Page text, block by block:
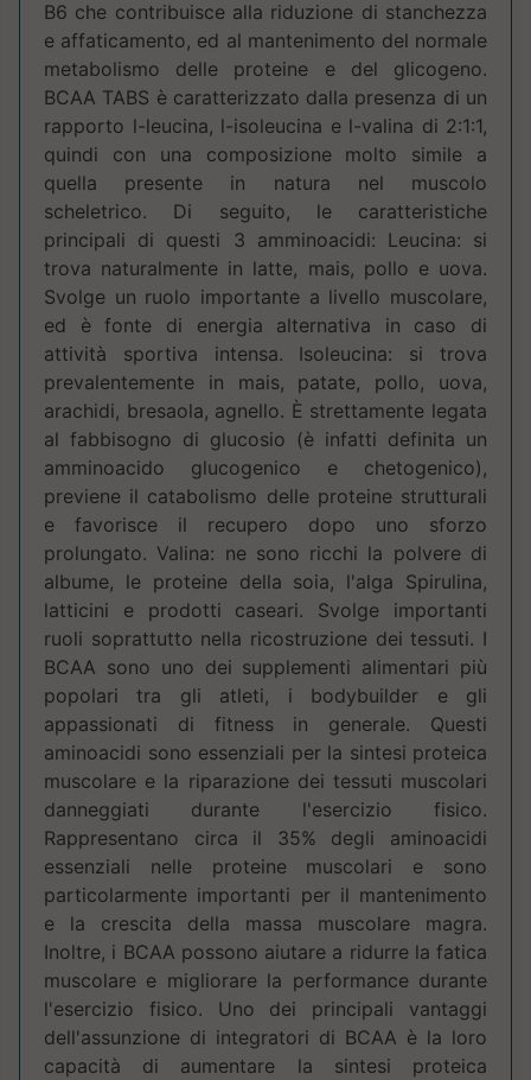
B6 che contribuisce alla riduzione di stanchezza
e affaticamento, ed al mantenimento del normale
metabolismo delle proteine e del glicogeno.
BCAA TABS è caratterizzato dalla presenza di un
rapporto l-leucina, l-isoleucina e l-valina di 2:1:1,
quindi con una composizione molto simile a
quella presente in natura nel muscolo
scheletrico. Di seguito, le caratteristiche
principali di questi 3 amminoacidi: Leucina: si
trova naturalmente in latte, mais, pollo e uova.
Svolge un ruolo importante a livello muscolare,
ed è fonte di energia alternativa in caso di
attività sportiva intensa. Isoleucina: si trova
prevalentemente in mais, patate, pollo, uova,
arachidi, bresaola, agnello. È strettamente legata
al fabbisogno di glucosio (è infatti definita un
amminoacido glucogenico e chetogenico),
previene il catabolismo delle proteine strutturali
e favorisce il recupero dopo uno sforzo
prolungato. Valina: ne sono ricchi la polvere di
albume, le proteine della soia, l'alga Spirulina,
latticini e prodotti caseari. Svolge importanti
ruoli soprattutto nella ricostruzione dei tessuti. I
BCAA sono uno dei supplementi alimentari più
popolari tra gli atleti, i bodybuilder e gli
appassionati di fitness in generale. Questi
aminoacidi sono essenziali per la sintesi proteica
muscolare e la riparazione dei tessuti muscolari
danneggiati durante l'esercizio fisico.
Rappresentano circa il 35% degli aminoacidi
essenziali nelle proteine muscolari e sono
particolarmente importanti per il mantenimento
e la crescita della massa muscolare magra.
Inoltre, i BCAA possono aiutare a ridurre la fatica
muscolare e migliorare la performance durante
l'esercizio fisico. Uno dei principali vantaggi
dell'assunzione di integratori di BCAA è la loro
capacità di aumentare la sintesi proteica